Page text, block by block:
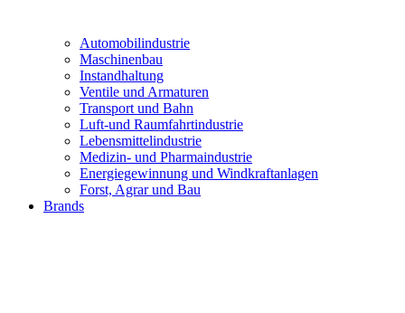
Automobilindustrie
Maschinenbau
Instandhaltung
Ventile und Armaturen
Transport und Bahn
Luft-und Raumfahrtindustrie
Lebensmittelindustrie
Medizin- und Pharmaindustrie
Energiegewinnung und Windkraftanlagen
Forst, Agrar und Bau
Brands